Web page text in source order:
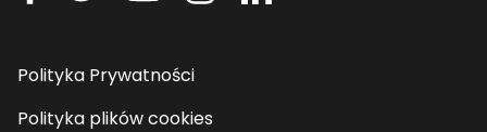
Polityka Prywatności
Polityka plików cookies